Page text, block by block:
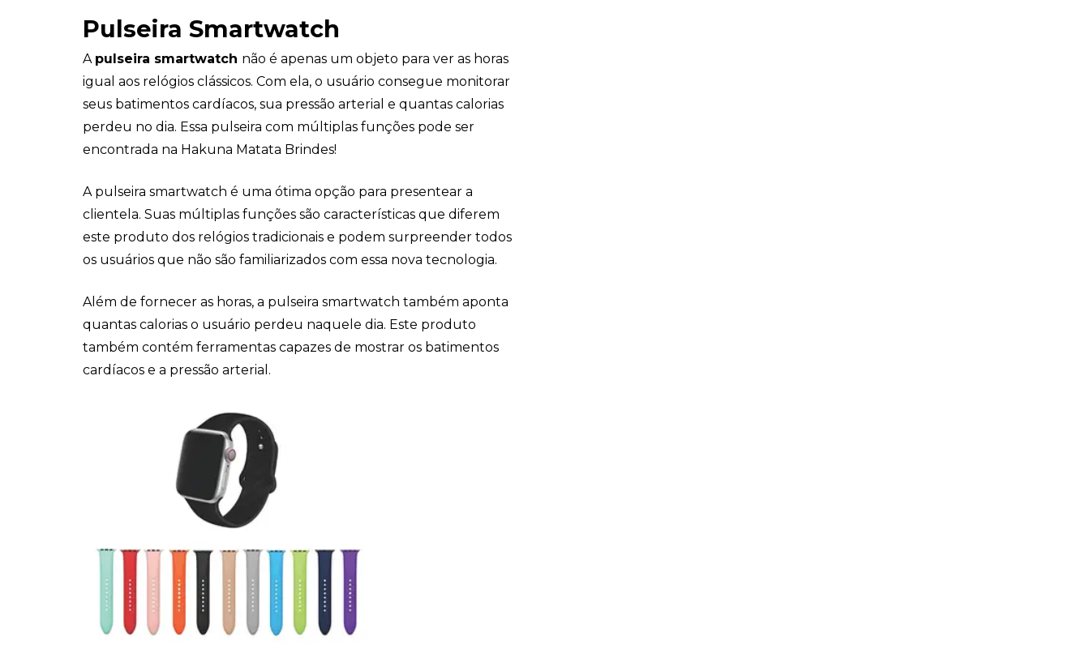
Pulseira Smartwatch
A pulseira smartwatch não é apenas um objeto para ver as horas
igual aos relógios clássicos. Com ela, o usuário consegue monitorar
seus batimentos cardíacos, sua pressão arterial e quantas calorias
perdeu no dia. Essa pulseira com múltiplas funções pode ser
encontrada na Hakuna Matata Brindes!
A pulseira smartwatch é uma ótima opção para presentear a
clientela. Suas múltiplas funções são características que diferem
este produto dos relógios tradicionais e podem surpreender todos
os usuários que não são familiarizados com essa nova tecnologia.
Além de fornecer as horas, a pulseira smartwatch também aponta
quantas calorias o usuário perdeu naquele dia. Este produto
também contém ferramentas capazes de mostrar os batimentos
cardíacos e a pressão arterial.